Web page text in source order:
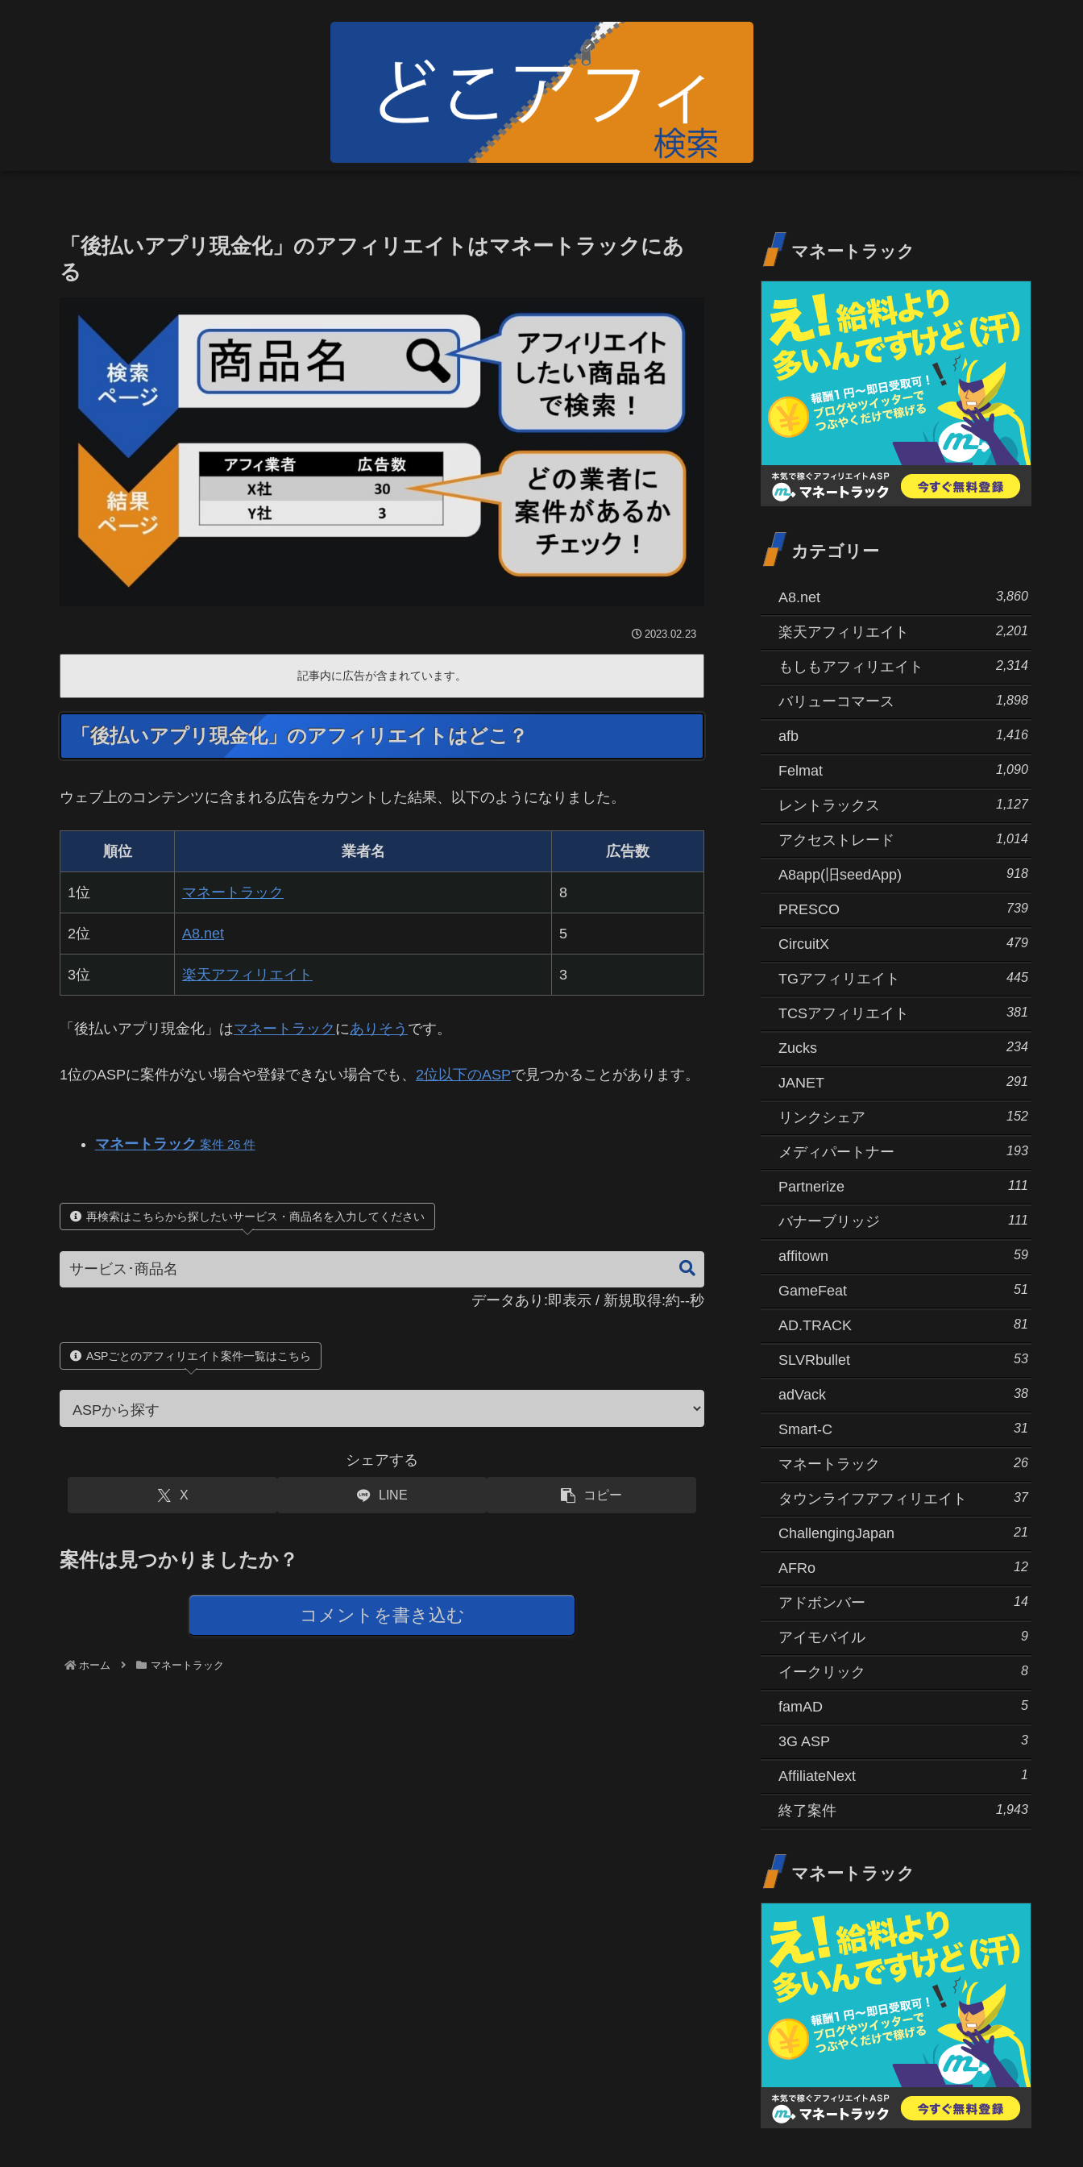
「後払いアプリ現金化」のアフィリエイトはマネートラックにあ
る
2023.02.23
記事内に広告が含まれています。
「後払いアプリ現金化」のアフィリエイトはどこ？
ウェブ上のコンテンツに含まれる広告をカウントした結果、以下のようになりました。
順位 業者名 広告数
1位 マネートラック 8
2位 A8.net 5
3位 楽天アフィリエイト 3
「後払いアプリ現金化」はマネートラック にありそう です。
1位のASPに案件がない場合や登録できない場合でも、 2位以下のASPで見つかることがあります。
マネートラック 案件 26 件
再検索はこちらから探したいサービス・商品名を入力してください
データあり:即表示 / 新規取得:約--秒
ASPごとのアフィリエイト案件一覧はこちら
シェアする
X LINE コピー
案件は見つかりましたか？
コメントを書き込む
ホーム マネートラック
マネートラック
カテゴリー
A8.net 3,860
楽天アフィリエイト 2,201
もしもアフィリエイト 2,314
バリューコマース 1,898
afb 1,416
Felmat 1,090
レントラックス 1,127
アクセストレード 1,014
A8app(旧seedApp) 918
PRESCO 739
CircuitX 479
TGアフィリエイト 445
TCSアフィリエイト 381
Zucks 234
JANET 291
リンクシェア 152
メディパートナー 193
Partnerize 111
バナーブリッジ 111
affitown 59
GameFeat 51
AD.TRACK 81
SLVRbullet 53
adVack 38
Smart-C 31
マネートラック 26
タウンライフアフィリエイト 37
ChallengingJapan 21
AFRo 12
アドボンバー 14
アイモバイル 9
イークリック 8
famAD 5
3G ASP 3
AffiliateNext 1
終了案件 1,943
マネートラック